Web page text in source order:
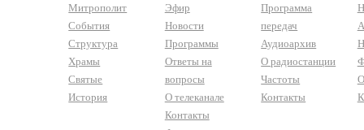
Митрополит
События
Структура
Храмы
Святые
История
Эфир
Новости
Программы
Ответы на
вопросы
О телеканале
Контакты
Программа
передач
Аудиоархив
О радиостанции
Частоты
Контакты